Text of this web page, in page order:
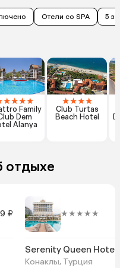
Отели со SPA 5
★★★★
Family
Dem
Alanya
★★★★
Club Turtas
Beach Hotel
отдыхе
₽ ★★★★★
Serenity Queen Hotel
Конаклы, Турция